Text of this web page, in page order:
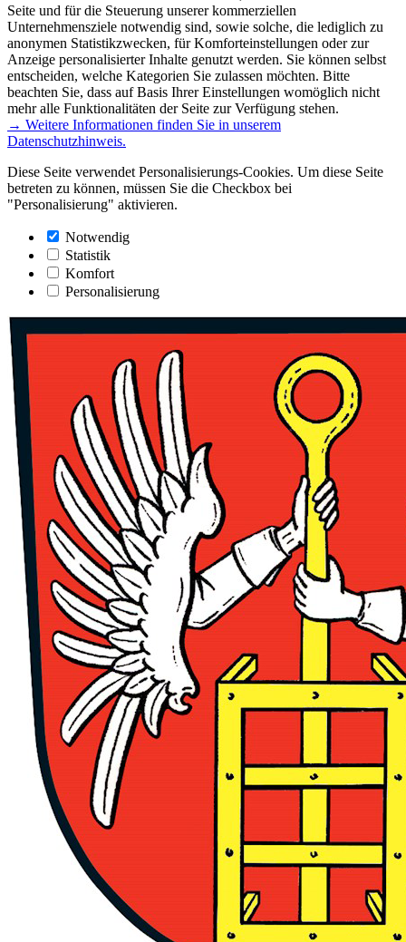
Seite und für die Steuerung unserer kommerziellen
Unternehmensziele notwendig sind, sowie solche, die lediglich zu
anonymen Statistikzwecken, für Komforteinstellungen oder zur
Anzeige personalisierter Inhalte genutzt werden. Sie können selbst
entscheiden, welche Kategorien Sie zulassen möchten. Bitte
beachten Sie, dass auf Basis Ihrer Einstellungen womöglich nicht
mehr alle Funktionalitäten der Seite zur Verfügung stehen.
→ Weitere Informationen finden Sie in unserem
Datenschutzhinweis.
Diese Seite verwendet Personalisierungs-Cookies. Um diese Seite
betreten zu können, müssen Sie die Checkbox bei
"Personalisierung" aktivieren.
Notwendig
Statistik
Komfort
Personalisierung